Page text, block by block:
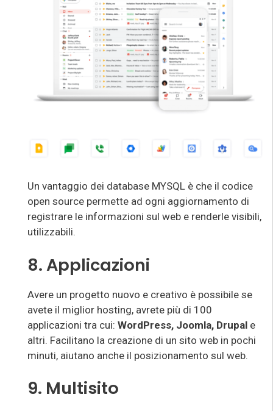
Un vantaggio dei database MYSQL è che il codice
open source permette ad ogni aggiornamento di
registrare le informazioni sul web e renderle visibili,
utilizzabili.
8. Applicazioni
Avere un progetto nuovo e creativo è possibile se
avete il miglior hosting, avrete più di 100
applicazioni tra cui: WordPress, Joomla, Drupal e
altri. Facilitano la creazione di un sito web in pochi
minuti, aiutano anche il posizionamento sul web.
9. Multisito